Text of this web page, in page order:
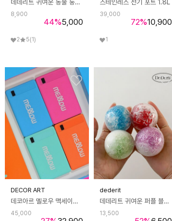
데데리트 귀여운 동물 둥둥 카피바라 욕조 물총 재미있는 인형 장난감 시원한 여름 물놀이 워터건 쓸데없는 생일 친구 커플 선물
44%
8,900
5,000
2 5(1)
스테인레스 전기 포트 1.8L
72%
39,000
10,900
1
DECOR ART
데코아르 멜로우 맥세이프 고속충전 보조배터리 (애플워치 맥세이프 충전 지원)
45,000
dederit
데데리트 귀여운 퍼플 블루 레드 그린 크런치 원형 스퀴시 sns 틱톡 쫀득 말랑이 슬라임 슬랑이 asmr 생일 친구 커플 선물
13,500